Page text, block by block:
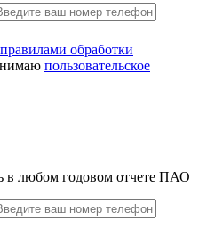
обработки
пользовательское
в любом годовом отчете ПАО